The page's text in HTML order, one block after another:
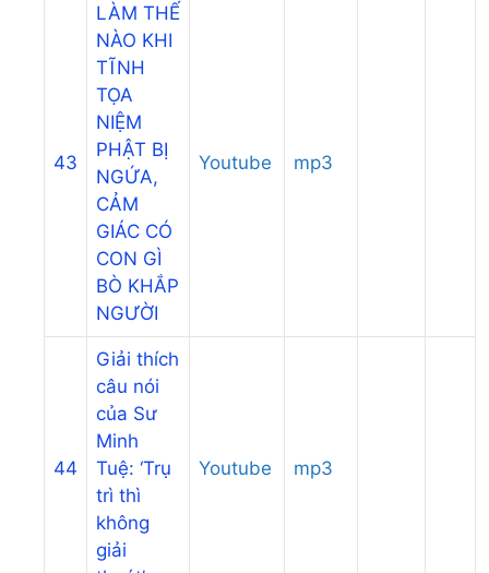
43
LÀM THẾ
NÀO KHI
TĨNH
TỌA
NIỆM
PHẬT BỊ
NGỨA,
CẢM
GIÁC CÓ
CON GÌ
BÒ KHẮP
NGƯỜI
Youtube mp3
44
Giải thích
câu nói
của Sư
Minh
Tuệ: ‘Trụ
trì thì
không
giải
Youtube mp3